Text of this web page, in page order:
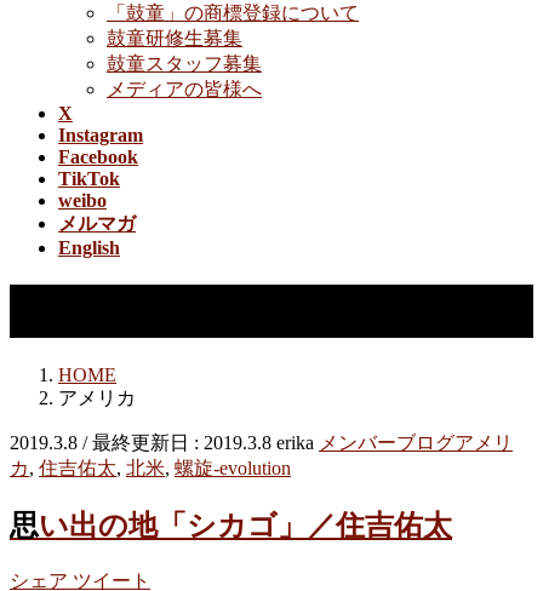
「鼓童」の商標登録について
鼓童研修生募集
鼓童スタッフ募集
メディアの皆様へ
X
Instagram
Facebook
TikTok
weibo
メルマガ
English
HOME
アメリカ
2019.3.8 / 最終更新日 : 2019.3.8 erika メンバーブログアメリ
カ, 住吉佑太, 北米, 螺旋-evolution
思い出の地「シカゴ」／住吉佑太
シェア ツイート